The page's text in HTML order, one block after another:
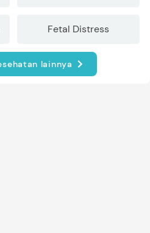
Fetal Distress
lainnya